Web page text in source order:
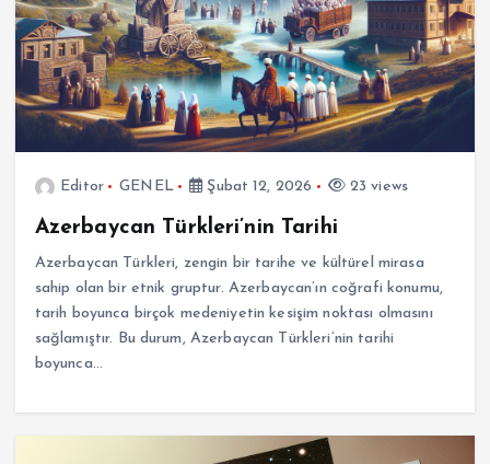
Editor GENEL Şubat 12, 2026 23 views
Azerbaycan Türkleri’nin Tarihi
Azerbaycan Türkleri, zengin bir tarihe ve kültürel mirasa
sahip olan bir etnik gruptur. Azerbaycan’ın coğrafi konumu,
tarih boyunca birçok medeniyetin kesişim noktası olmasını
sağlamıştır. Bu durum, Azerbaycan Türkleri’nin tarihi
boyunca…